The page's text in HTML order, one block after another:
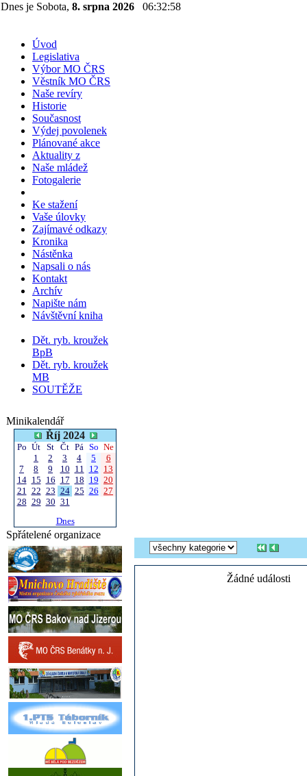
Dnes je Sobota, 8. srpna 2026 06:32:58
Úvod
Legislativa
Výbor MO ČRS
Věstník MO ČRS
Naše revíry
Historie
Současnost
Výdej povolenek
Plánované akce
Aktuality z
Naše mládež
Fotogalerie
Ke stažení
Vaše úlovky
Zajímavé odkazy
Kronika
Nástěnka
Napsali o nás
Kontakt
Archív
Napište nám
Návštěvní kniha
Dět. ryb. kroužek
BpB
Dět. ryb. kroužek
MB
SOUTĚŽE
Minikalendář
Říj 2024
Po Út St Čt Pá So Ne
1
2 3 4 5
6
7
8 9 10 11 12 13
14 15 16 17 18 19 20
21 22 23 24 25 26 27
28 29 30 31
Dnes
Spřátelené organizace
Žádné události